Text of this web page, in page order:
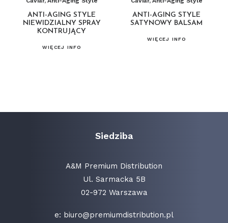
ANTI-AGING STYLE
NIEWIDZIALNY SPRAY
KONTRUJĄCY
WIĘCEJ INFO
ANTI-AGING STYLE
SATYNOWY BALSAM
WIĘCEJ INFO
Siedziba
A&M Premium Distribution
Ul. Sarmacka 5B
02-972 Warszawa
e: biuro@premiumdistribution.pl